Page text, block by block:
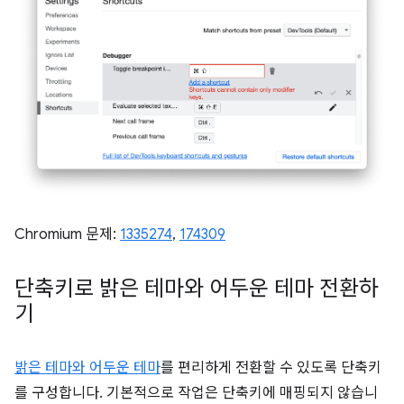
Chromium 문제: 1335274, 174309
단축키로 밝은 테마와 어두운 테마 전환하
기
밝은 테마와 어두운 테마를 편리하게 전환할 수 있도록 단축키
를 구성합니다. 기본적으로 작업은 단축키에 매핑되지 않습니